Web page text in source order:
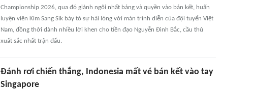
Championship 2026, qua đó giành ngôi nhất bảng và quyền vào bán kết, huấn
luyện viên Kim Sang Sik bày tỏ sự hài lòng với màn trình diễn của đội tuyển Việt
Nam, đồng thời dành nhiều lời khen cho tiền đạo Nguyễn Đình Bắc, cầu thủ
xuất sắc nhất trận đấu.
Đánh rơi chiến thắng, Indonesia mất vé bán kết vào tay
Singapore